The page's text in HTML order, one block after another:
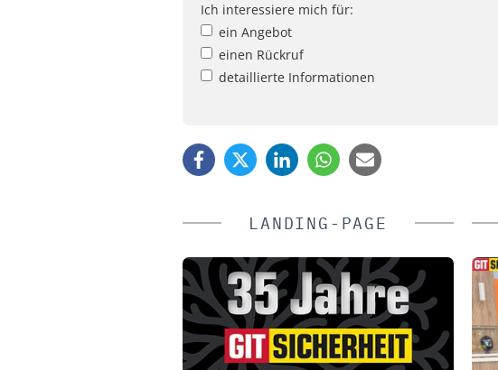
Ich interessiere mich für:
ein Angebot
einen Rückruf
detaillierte Informationen
LANDING-PAGE